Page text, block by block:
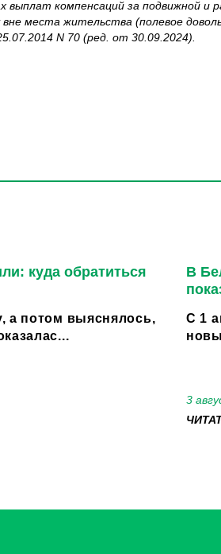
выплат компенсаций за подвижной
места жительства (полевое
N 70 (ред. от 30.09.2024).
куда обратиться
а потом выяснялось,
В
С 1
3